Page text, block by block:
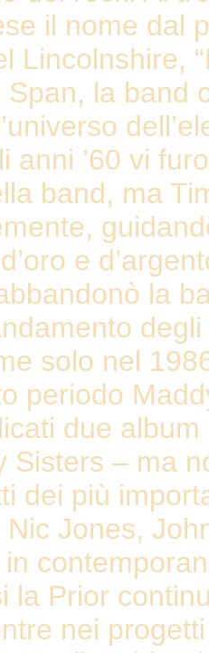
il nome dal
Lincolnshire,
Span, la band
anni ’60 vi
band, ma
e
la
solo nel
periodo
due
Sisters – ma
dei più
Jones,
la Prior
nei